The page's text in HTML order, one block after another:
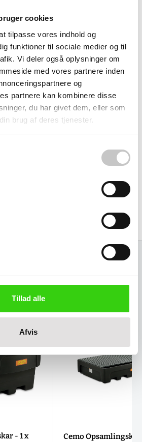
cookies
tilpasse vores indhold og
funktioner til sociale medier og til
Vi deler også oplysninger om
med vores partnere inden
og
partnere kan kombinere disse
du har givet dem, eller som
brug af deres tjenester.
Tillad alle
Afvis
er klar til øjeblikkelig anvendelse.
lovgivning for farligt gods
til lang levetid i professionelle
og miljøansvar.
- 1 x
Cemo Opsamlingskar